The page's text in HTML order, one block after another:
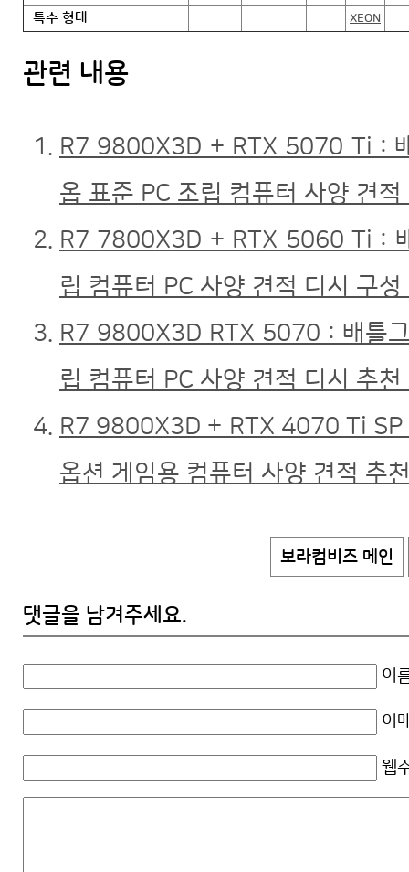
특수 형태 XEON
관련 내용
R7 9800X3D + RTX 5070 Ti :
옵 표준 PC 조립 컴퓨터 사양 견적
R7 7800X3D + RTX 5060 Ti :
립 컴퓨터 PC 사양 견적 디시 구성
R7 9800X3D RTX 5070 : 배틀
립 컴퓨터 PC 사양 견적 디시 추천
R7 9800X3D + RTX 4070 Ti SP
옵션 게임용 컴퓨터 사양 견적 추
보라컴비즈 메인
댓글을 남겨주세요.
이
이
웹